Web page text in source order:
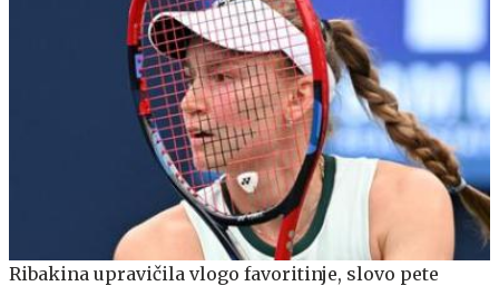
Ribakina upravičila vlogo favoritinje, slovo pete